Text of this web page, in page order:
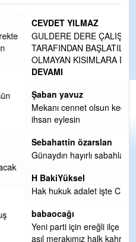
SEKIZ YIL ÖNCE ALKAYA
YERLEŞİM YERI
YAPILDI."BURADAK...
Rabbim Sabri Celil
Kılıçdaroğlu
merak eder dururken
ereğli aşkı ile yanıp